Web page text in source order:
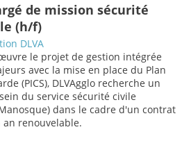
de mission sécurité
(h/f)
DLVA
le projet de gestion intégrée
avec la mise en place du Plan
(PICS), DLVAgglo recherche un
du service sécurité civile
dans le cadre d'un contrat
renouvelable.